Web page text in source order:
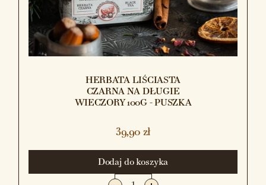
HERBATA LIŚCIASTA
CZARNA NA DŁUGIE
WIECZORY 100G - PUSZKA
39,90 zł
Dodaj do koszyka